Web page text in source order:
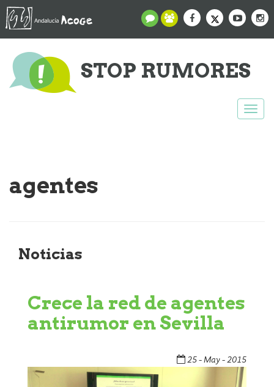
STOP RUMORES
agentes
Noticias
Crece la red de agentes
antirumor en Sevilla
25 - May - 2015